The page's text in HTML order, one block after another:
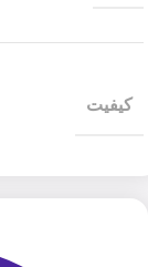
کیفیت